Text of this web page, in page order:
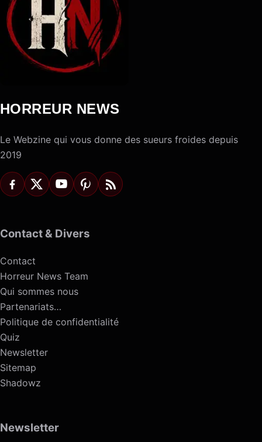
HORREUR NEWS
Le Webzine qui vous donne des sueurs froides depuis
2019
Contact & Divers
Contact
Horreur News Team
Qui sommes nous
Partenariats…
Politique de confidentialité
Quiz
Newsletter
Sitemap
Shadowz
Newsletter